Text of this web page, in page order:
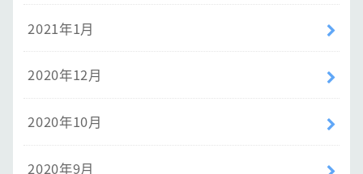
2021年1月
2020年12月
2020年10月
2020年9月